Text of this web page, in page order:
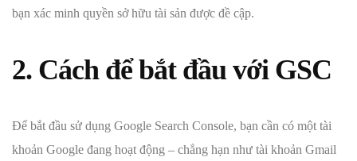
bạn xác minh quyền sở hữu tài sản được đề cập.
2. Cách để bắt đầu với GSC
Để bắt đầu sử dụng Google Search Console, bạn cần có một tài
khoản Google đang hoạt động – chẳng hạn như tài khoản Gmail